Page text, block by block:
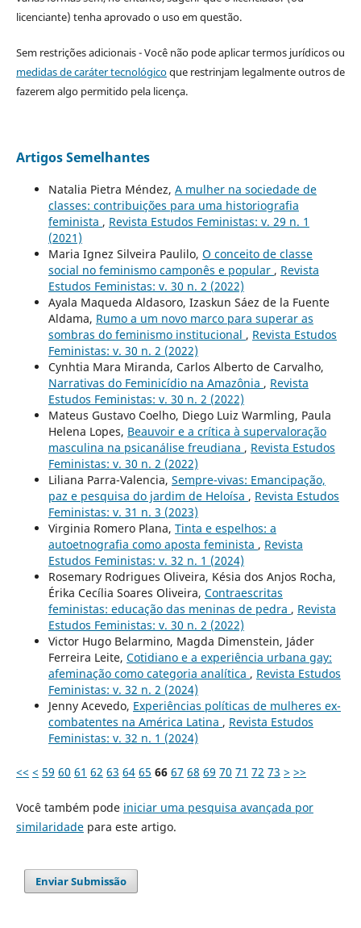
licenciante) tenha aprovado o uso em questão.
Sem restrições adicionais - Você não pode aplicar termos jurídicos ou
medidas de caráter tecnológicoque restrinjam legalmente outros de
fazerem algo permitido pela licença.
Artigos Semelhantes
Natalia Pietra Méndez, A mulher na sociedade de
classes: contribuições para uma historiografia
feminista , Revista Estudos Feministas: v. 29 n. 1
(2021)
Maria Ignez Silveira Paulilo, O conceito de classe
social no feminismo camponês e popular , Revista
Estudos Feministas: v. 30 n. 2 (2022)
Ayala Maqueda Aldasoro, Izaskun Sáez de la Fuente
Aldama, Rumo a um novo marco para superar as
sombras do feminismo institucional , Revista Estudos
Feministas: v. 30 n. 2 (2022)
Cynhtia Mara Miranda, Carlos Alberto de Carvalho,
Narrativas do Feminicídio na Amazônia , Revista
Estudos Feministas: v. 30 n. 2 (2022)
Mateus Gustavo Coelho, Diego Luiz Warmling, Paula
Helena Lopes, Beauvoir e a crítica à supervaloração
masculina na psicanálise freudiana , Revista Estudos
Feministas: v. 30 n. 2 (2022)
Liliana Parra-Valencia, Sempre-vivas: Emancipação,
paz e pesquisa do jardim de Heloísa , Revista Estudos
Feministas: v. 31 n. 3 (2023)
Virginia Romero Plana, Tinta e espelhos: a
autoetnografia como aposta feminista , Revista
Estudos Feministas: v. 32 n. 1 (2024)
Rosemary Rodrigues Oliveira, Késia dos Anjos Rocha,
Érika Cecília Soares Oliveira, Contraescritas
feministas: educação das meninas de pedra , Revista
Estudos Feministas: v. 30 n. 2 (2022)
Victor Hugo Belarmino, Magda Dimenstein, Jáder
Ferreira Leite, Cotidiano e a experiência urbana gay:
afeminação como categoria analítica , Revista Estudos
Feministas: v. 32 n. 2 (2024)
Jenny Acevedo, Experiências políticas de mulheres ex-
combatentes na América Latina , Revista Estudos
Feministas: v. 32 n. 1 (2024)
<< < 59 60 61 62 63 64 65 66 67 68 69 70 71 72 73 > >>
Você também pode iniciar uma pesquisa avançada por
similaridadepara este artigo.
Enviar Submissão